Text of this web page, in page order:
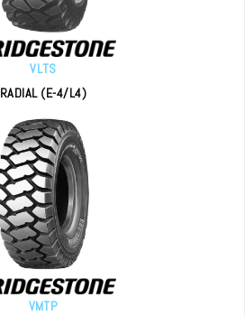
VLTS
RADIAL (E-4/L4)
VMTP